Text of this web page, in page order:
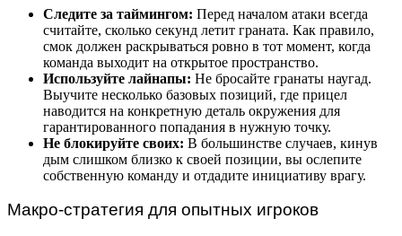
Следите за таймингом: Перед началом атаки всегда
считайте, сколько секунд летит граната. Как правило,
смок должен раскрываться ровно в тот момент, когда
команда выходит на открытое пространство.
Используйте лайнапы: Не бросайте гранаты наугад.
Выучите несколько базовых позиций, где прицел
наводится на конкретную деталь окружения для
гарантированного попадания в нужную точку.
Не блокируйте своих: В большинстве случаев, кинув
дым слишком близко к своей позиции, вы ослепите
собственную команду и отдадите инициативу врагу.
Макро-стратегия для опытных игроков